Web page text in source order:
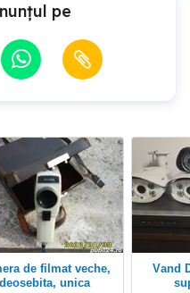
pe
deosebita, unica
Vand DVR+ 4 camere